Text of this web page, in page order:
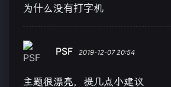
为什么没有打字机
PSF 2019-12-07 20:54
主题很漂亮，提几点小建议